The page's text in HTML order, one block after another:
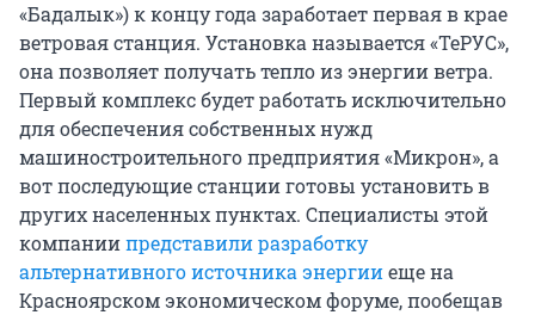
«Бадалык») к концу года заработает первая в крае
ветровая станция. Установка называется «ТеРУС»,
она позволяет получать тепло из энергии ветра.
Первый комплекс будет работать исключительно
для обеспечения собственных нужд
машиностроительного предприятия «Микрон», а
вот последующие станции готовы установить в
других населенных пунктах. Специалисты этой
компаниипредставили разработку
альтернативного источника энергииеще на
Красноярском экономическом форуме, пообещав